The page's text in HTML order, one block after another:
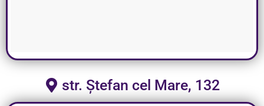
str. Ștefan cel Mare, 132